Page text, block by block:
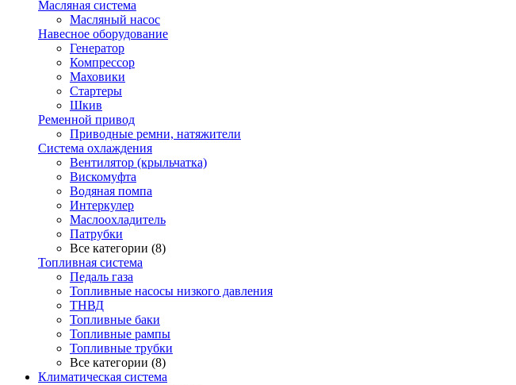
Масляная система
Масляный насос
Навесное оборудование
Генератор
Компрессор
Маховики
Стартеры
Шкив
Ременной привод
Приводные ремни, натяжители
Система охлаждения
Вентилятор (крыльчатка)
Вискомуфта
Водяная помпа
Интеркулер
Маслоохладитель
Патрубки
Все категории (8)
Топливная система
Педаль газа
Топливные насосы низкого давления
ТНВД
Топливные баки
Топливные рампы
Топливные трубки
Все категории (8)
Климатическая система